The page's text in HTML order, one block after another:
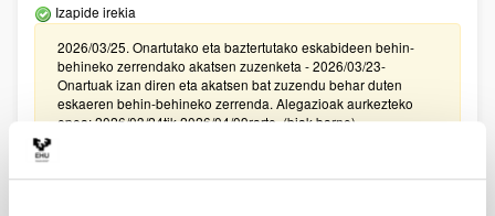
Izapide irekia
2026/03/25. Onartutako eta baztertutako eskabideen behin-
behineko zerrendako akatsen zuzenketa - 2026/03/23-
Onartuak izan diren eta akatsen bat zuzendu behar duten
eskaeren behin-behineko zerrenda. Alegazioak aurkezteko
epea: 2026/03/24tik 2026/04/09rarte. (biak barne)
Zientzia, Teknologia eta Berrikuntza arloetako kultura